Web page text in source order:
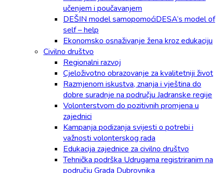
učenjem i poučavanjem
DEŠIN model samopomoćiDESA’s model of
self – help
Ekonomsko osnaživanje žena kroz edukaciju
Civilno društvo
Regionalni razvoj
Cjeloživotno obrazovanje za kvalitetniji život
Razmjenom iskustva, znanja i vještina do
dobre suradnje na području Jadranske regije
Volonterstvom do pozitivnih promjena u
zajednici
Kampanja podizanja svijesti o potrebi i
važnosti volonterskog rada
Edukacija zajednice za civilno društvo
Tehnička podrška Udrugama registriranim na
području Grada Dubrovnika